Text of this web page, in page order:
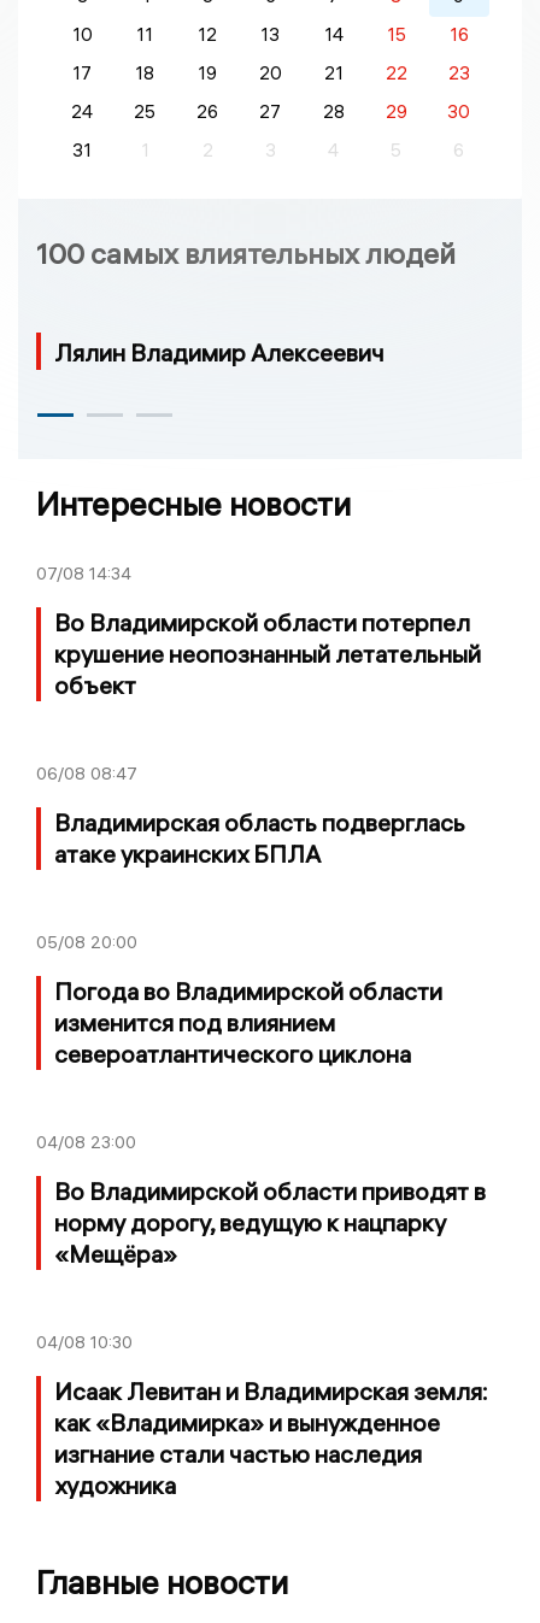
10
11 12 13 14 15
16
17
18 19 20 21 22
23
24
25 26 27 28 29
30
31
1 2 3 4 5 6
100 самых влиятельных людей
Лялин Владимир Алексеевич
Интересные новости
07/08 14:34
Во Владимирской области потерпел
крушение неопознанный летательный
объект
06/08 08:47
Владимирская область подверглась
атаке украинских БПЛА
05/08 20:00
Погода во Владимирской области
изменится под влиянием
североатлантического циклона
04/08 23:00
Во Владимирской области приводят в
норму дорогу, ведущую к нацпарку
«Мещёра»
04/08 10:30
Исаак Левитан и Владимирская земля:
как «Владимирка» и вынужденное
изгнание стали частью наследия
художника
Главные новости